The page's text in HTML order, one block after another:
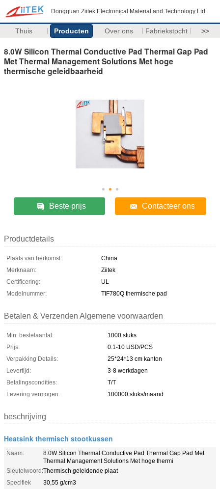
Dongguan Ziitek Electronical Material and Technology Ltd.
Thuis Producten Over ons Fabriekstocht >>
8.0W Silicon Thermal Conductive Pad Thermal Gap Pad
Met Thermal Management Solutions Met hoge
thermische geleidbaarheid
Beste prijs Contacteer ons
Productdetails
Plaats van herkomst:
China
Merknaam:
Ziitek
Certificering:
UL
Modelnummer:
TIF780Q thermische pad
Betalen & Verzenden Algemene voorwaarden
Min. bestelaantal:
1000 stuks
Prijs:
0.1-10 USD/PCS
Verpakking Details:
25*24*13 cm kanton
Levertijd:
3-8 werkdagen
Betalingscondities:
T/T
Levering vermogen:
100000 stuks/maand
beschrijving
Heatsink thermisch stootkussen
Naam:
8.0W Silicon Thermal Conductive Pad Thermal Gap Pad Met
Thermal Management Solutions Met hoge thermi
Sleutelwoord:Thermisch geleidende plaat
Specifiek
30,55 g/cm3